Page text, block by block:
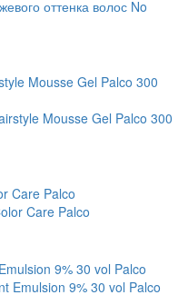
Mousse Gel Palco 300
Care Palco
9% 30 vol Palco